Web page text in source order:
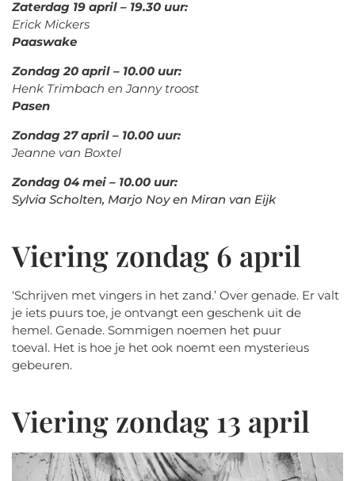
Zaterdag 19 april – 19.30 uur:
Erick Mickers
Paaswake
Zondag 20 april – 10.00 uur:
Henk Trimbach en Janny troost
Pasen
Zondag 27 april – 10.00 uur:
Jeanne van Boxtel
Zondag 04 mei – 10.00 uur:
Sylvia Scholten, Marjo Noy en Miran van Eijk
Viering zondag 6 april
‘Schrijven met vingers in het zand.’ Over genade. Er valt
je iets puurs toe, je ontvangt een geschenk uit de
hemel. Genade. Sommigen noemen het puur
toeval. Het is hoe je het ook noemt een mysterieus
gebeuren.
Viering zondag 13 april